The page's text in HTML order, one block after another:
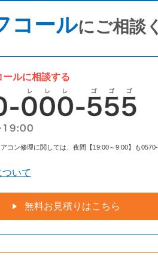
コールにご相談
ルに相談する
コン修理に関しては、夜間【19:00～9:00】も
いて
無料お見積りはこちら